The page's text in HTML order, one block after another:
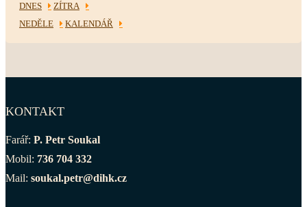
DNES
ZÍTRA
NEDĚLE
KALENDÁŘ
KONTAKT
Farář: P. Petr Soukal
Mobil: 736 704 332
Mail: soukal.petr@dihk.cz